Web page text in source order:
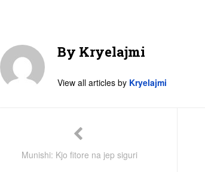
By Kryelajmi
View all articles by Kryelajmi
Munishi: Kjo fitore na jep siguri